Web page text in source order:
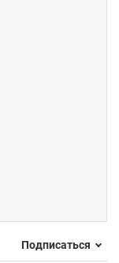
Подписаться